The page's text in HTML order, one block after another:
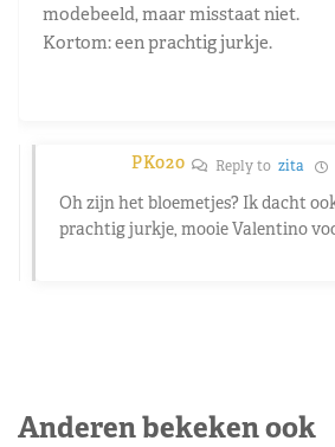
modebeeld, maar misstaat niet.
Kortom: een prachtig jurkje.
PK020 Reply to zita
Oh zijn het bloemetjes? Ik dacht
prachtig jurkje, mooie Valentino
Anderen bekeken ook